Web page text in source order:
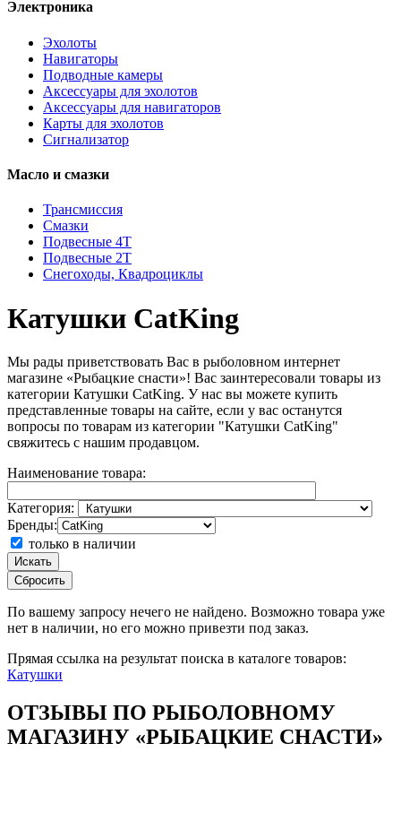
Электроника
Эхолоты
Навигаторы
Подводные камеры
Аксессуары для эхолотов
Аксессуары для навигаторов
Карты для эхолотов
Сигнализатор
Масло и смазки
Трансмиссия
Смазки
Подвесные 4Т
Подвесные 2Т
Снегоходы, Квадроциклы
Катушки CatKing
Мы рады приветствовать Вас в рыболовном интернет
магазине «Рыбацкие снасти»! Вас заинтересовали товары из
категории Катушки CatKing. У нас вы можете купить
представленные товары на сайте, если у вас останутся
вопросы по товарам из категории "Катушки CatKing"
свяжитесь с нашим продавцом.
Наименование товара:
Категория:
Бренды:
только в наличии
Искать
Сбросить
По вашему запросу нечего не найдено. Возможно товара уже
нет в наличии, но его можно привезти под заказ.
Прямая ссылка на результат поиска в каталоге товаров:
Катушки
ОТЗЫВЫ ПО РЫБОЛОВНОМУ
МАГАЗИНУ «РЫБАЦКИЕ СНАСТИ»